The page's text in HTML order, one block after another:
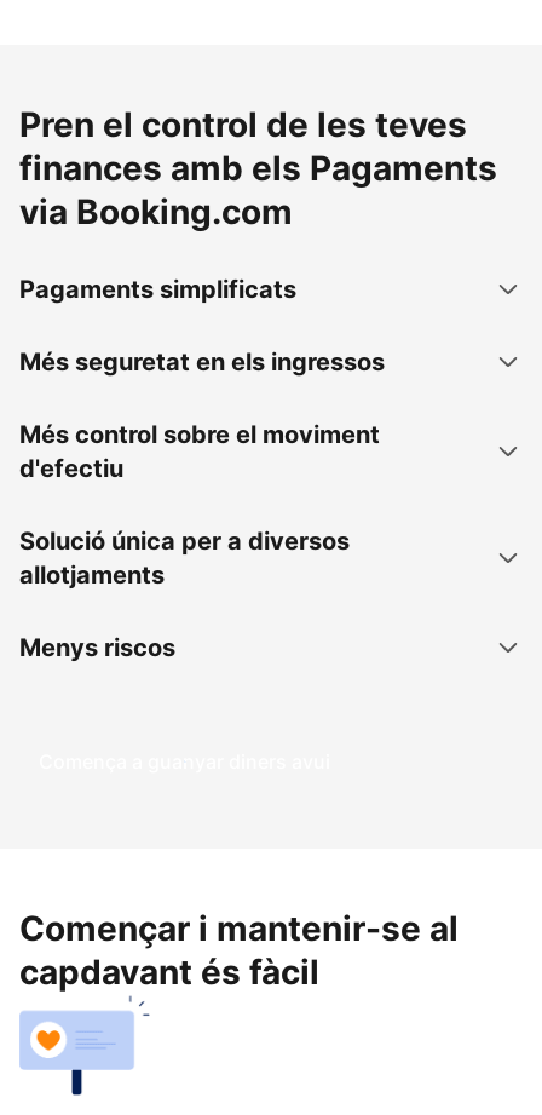
Pren el control de les teves
finances amb els Pagaments
via Booking.com
Pagaments simplificats
Més seguretat en els ingressos
Més control sobre el moviment
d'efectiu
Solució única per a diversos
allotjaments
Menys riscos
Comença a guanyar diners avui
Començar i mantenir-se al
capdavant és fàcil